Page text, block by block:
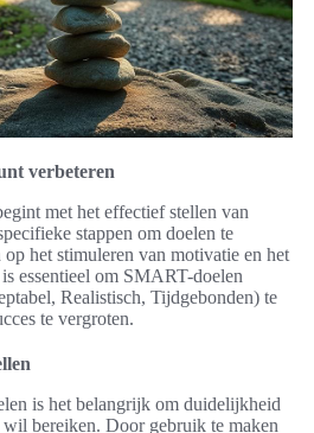
verbeteren
met het effectief stellen van
stappen om doelen te
het stimuleren van motivatie en het
essentieel om SMART-doelen
Realistisch, Tijdgebonden) te
te vergroten.
is het belangrijk om duidelijkheid
bereiken. Door gebruik te maken